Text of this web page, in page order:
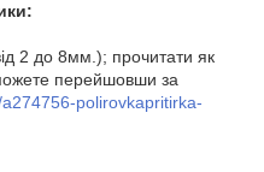
2 до 8мм.); прочитати як
перейшовши за
polirovkapritirka-